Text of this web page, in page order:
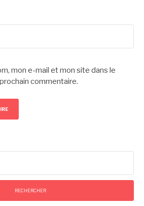
mon e-mail et mon site dans le
commentaire.